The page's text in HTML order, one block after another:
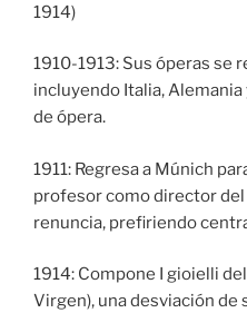
1914)
1910-1913: Sus óperas se
incluyendo Italia,
de ópera.
1911: Regresa a Múnich
profesor como director
renuncia, prefiriendo
1914: Compone I gioielli
Virgen), una desviación de